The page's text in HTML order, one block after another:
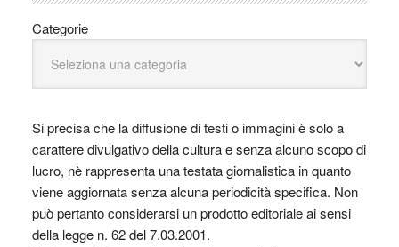
Categorie
Si precisa che la diffusione di testi o immagini è solo a
carattere divulgativo della cultura e senza alcuno scopo di
lucro, nè rappresenta una testata giornalistica in quanto
viene aggiornata senza alcuna periodicità specifica. Non
può pertanto considerarsi un prodotto editoriale ai sensi
della legge n. 62 del 7.03.2001.